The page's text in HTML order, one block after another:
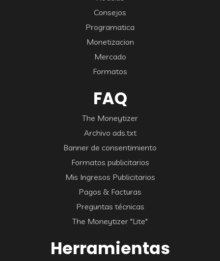
Consejos
Programatica
Monetizacion
Mercado
Formatos
FAQ
The Moneytizer
Archivo ads.txt
Banner de consentimiento
Formatos publicitarios
Mis Ingresos Publicitarios
Pagos & Facturas
Preguntas técnicas
The Moneytizer "Lite"
Herramientas